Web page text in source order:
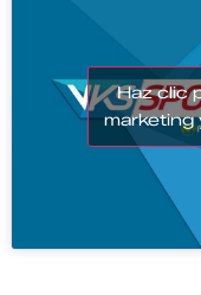
Haz clic
marketing